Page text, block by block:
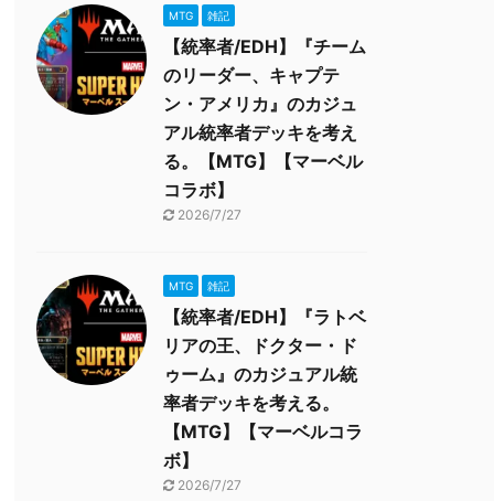
MTG 雑記
【統率者/EDH】『チーム
のリーダー、キャプテ
ン・アメリカ』のカジュ
アル統率者デッキを考え
る。【MTG】【マーベル
コラボ】
2026/7/27
MTG 雑記
【統率者/EDH】『ラトベ
リアの王、ドクター・ド
ゥーム』のカジュアル統
率者デッキを考える。
【MTG】【マーベルコラ
ボ】
2026/7/27